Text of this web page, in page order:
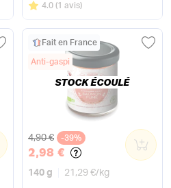
Note
4.0 sur 5
(1 avis)
Fait en France
Anti-gaspi
Ancien prix
4,90 € -39%
2,98 €
140 g 21,29 €/ kg
0
STOCK ÉCOULÉ